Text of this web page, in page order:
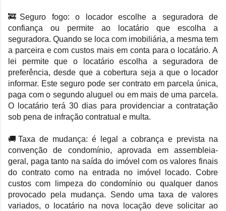
🚒Seguro fogo: o locador escolhe a seguradora de
confiança ou permite ao locatário que escolha a
seguradora. Quando se loca com imobiliária, a mesma tem
a parceira e com custos mais em conta para o locatário. A
lei permite que o locatário escolha a seguradora de
preferência, desde que a cobertura seja a que o locador
informar. Este seguro pode ser contrato em parcela única,
paga com o segundo aluguel ou em mais de uma parcela.
O locatário terá 30 dias para providenciar a contratação
sob pena de infração contratual e multa.
🚚Taxa de mudança: é legal a cobrança e prevista na
convenção de condomínio, aprovada em assembleia-
geral, paga tanto na saída do imóvel com os valores finais
do contrato como na entrada no imóvel locado. Cobre
custos com limpeza do condomínio ou qualquer danos
provocado pela mudança. Sendo uma taxa de valores
variados, o locatário na nova locação deve solicitar ao